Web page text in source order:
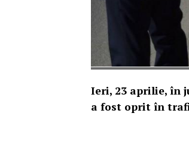
Ieri, 23 aprilie, în
a fost oprit în